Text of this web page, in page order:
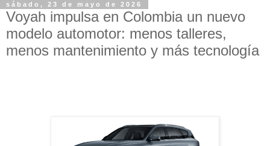
sábado, 23 de mayo de 2026
Voyah impulsa en Colombia un nuevo
modelo automotor: menos talleres,
menos mantenimiento y más tecnología